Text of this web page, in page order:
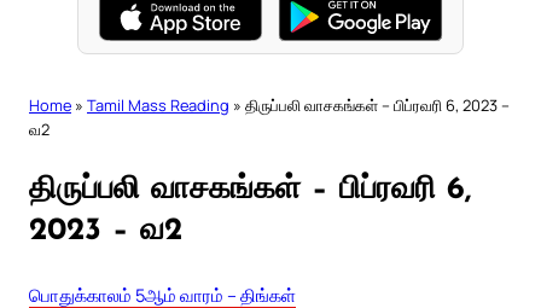
Home » Tamil Mass Reading » திருப்பலி வாசகங்கள் – பிப்ரவரி 6, 2023 –
வ2
திருப்பலி வாசகங்கள் – பிப்ரவரி 6,
2023 – வ2
பொதுக்காலம் 5ஆம் வாரம் – திங்கள்